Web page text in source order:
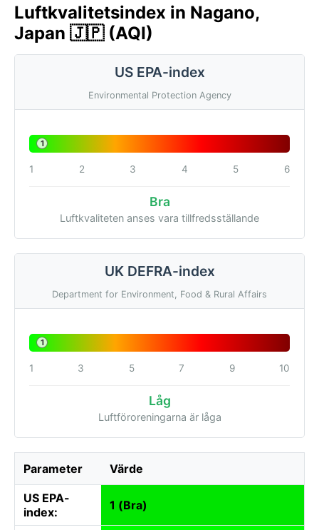
Luftkvalitetsindex in Nagano,
Japan 🇯🇵 (AQI)
US EPA-index
Environmental Protection Agency
1
1 2 3 4 5 6
Bra
Luftkvaliteten anses vara tillfredsställande
UK DEFRA-index
Department for Environment, Food & Rural Affairs
1
1 3 5 7 9 10
Låg
Luftföroreningarna är låga
Parameter Värde
US EPA-
index:
1 (Bra)